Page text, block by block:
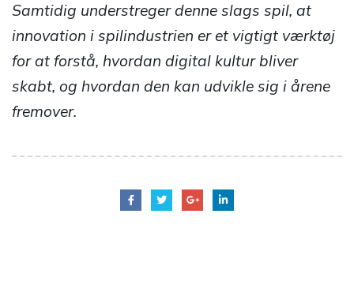
Samtidig understreger denne slags spil, at
innovation i spilindustrien er et vigtigt værktøj
for at forstå, hvordan digital kultur bliver
skabt, og hvordan den kan udvikle sig i årene
fremover.